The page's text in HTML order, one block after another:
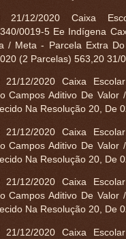
21/12/2020 Caixa
0019-5 Ee Indígena
/ Meta - Parcela Extra
(2 Parcelas) 563,20 31/
21/12/2020 Caixa
Campos Aditivo De
Na Resolução 20, De
21/12/2020 Caixa
Campos Aditivo De
Na Resolução 20, De
21/12/2020 Caixa
Campos Aditivo De
Na Resolução 20, De
21/12/2020 Caixa